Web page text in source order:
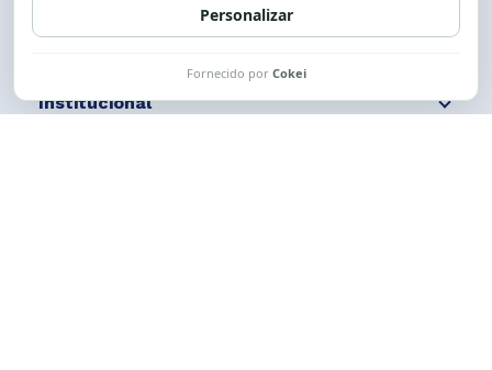
Institucional